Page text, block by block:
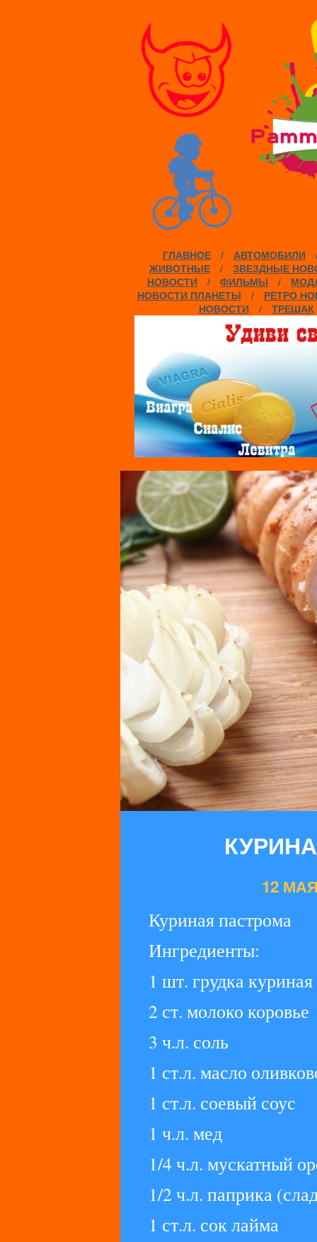
ГЛАВНОЕ / АВТОМОБИЛИ
ЖИВОТНЫЕ
/
ЗВЕЗДНЫЕ
НОВОСТИ
/ ФИЛЬМЫ /
НОВОСТИ ПЛАНЕТЫ
/
РЕТРО
НОВОСТИ
/ ТРЕШАК
12
Куриная пастрома
Ингредиенты:
1 шт. грудка
2 ст. молоко коровье
3 ч.л. соль
1 ст.л. масло
1 ст.л. соевый соус
1 ч.л. мед
1/4 ч.л. мускатный
1/2 ч.л. паприка
1 ст.л. сок лайма